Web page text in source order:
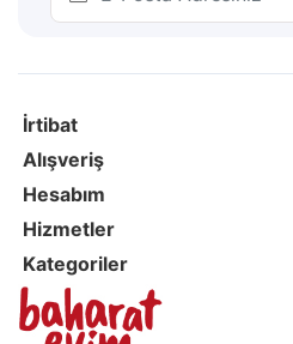
İrtibat
Alışveriş
Hesabım
Hizmetler
Kategoriler